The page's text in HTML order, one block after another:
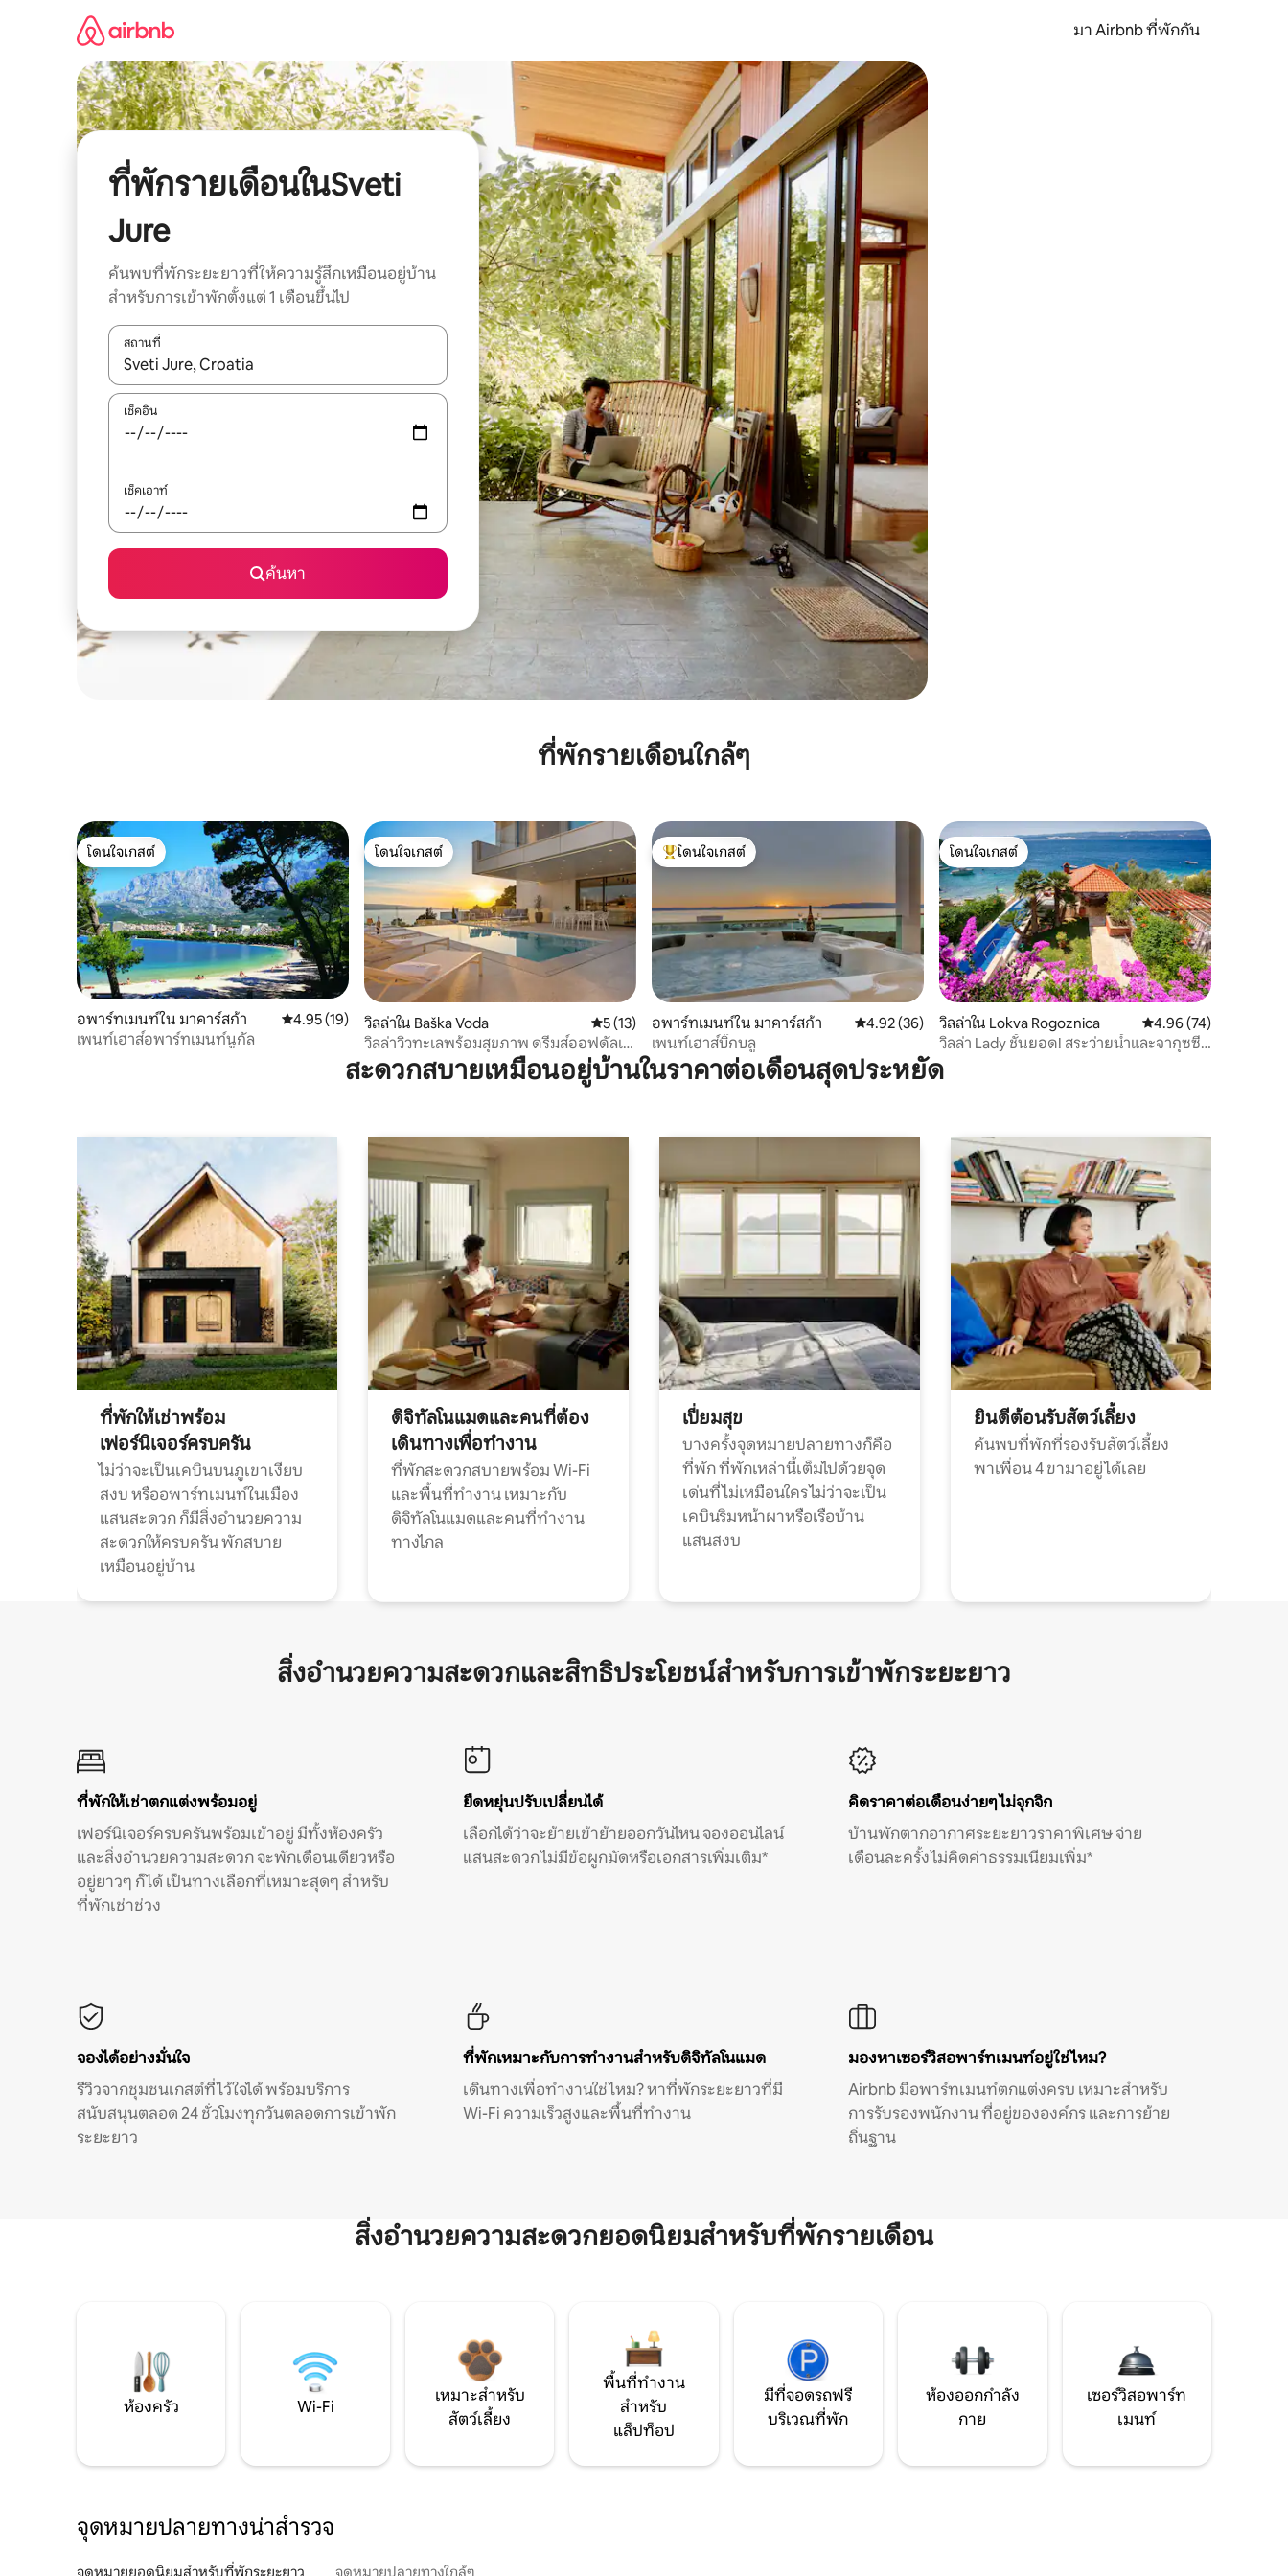
มา Airbnb ที่พักกัน
ที่พักรายเดือนในSveti
Jure
ค้นพบที่พักระยะยาวที่ให้ความรู้สึกเหมือนอยู่บ้าน
สำหรับการเข้าพักตั้งแต่ 1 เดือนขึ้นไป
สถานที่
ใช้ลูกศรขึ้นลง หรือใช้การสัมผัสหรือปัด เพื่อสำรวจผลการค้นหา
เช็คอิน
เช็คเอาท์
ค้นหา
ที่พักรายเดือนใกล้ๆ
โดนใจเกสต์
โดนใจเกสต์
อพาร์ทเมนท์ใน มาคาร์สก้า คะแนนเฉลี่ย 4.95 จาก 5, 19 รีวิว
4.95 (19)
เพนท์เฮาส์อพาร์ทเมนท์นูกัล
โดนใจเกสต์
โดนใจเกสต์
วิลล่าใน Baška Voda คะแนนเฉลี่ย 5 จาก 5, 13 รีวิว
5 (13)
วิลล่าวิวทะเลพร้อมสุขภาพ ดรีมส์ออฟดัลเม
เชีย II
โดนใจเกสต์ที่สุด
โดนใจเกสต์
อพาร์ทเมนท์ใน มาคาร์สก้า คะแนนเฉลี่ย 4.92 จาก 5, 36 รีวิว
4.92 (36)
เพนท์เฮาส์บิ๊กบลู
โดนใจเกสต์
โดนใจเกสต์
วิลล่าใน Lokva Rogoznica คะแนนเฉลี่ย 4.96 จาก
4.96 (74)
วิลล่า Lady ชั้นยอด! สระว่ายน้ำและจากุซซี่ที่
ชายหาด!
สะดวกสบายเหมือนอยู่บ้านในราคาต่อเดือนสุดประหยัด
ที่พักให้เช่าพร้อม
เฟอร์นิเจอร์ครบครัน
ไม่ว่าจะเป็นเคบินบนภูเขาเงียบ
สงบ หรืออพาร์ทเมนท์ในเมือง
แสนสะดวก ก็มีสิ่งอำนวยความ
สะดวกให้ครบครัน พักสบาย
เหมือนอยู่บ้าน
ดิจิทัลโนแมดและคนที่ต้อง
เดินทางเพื่อทำงาน
ที่พักสะดวกสบายพร้อม Wi-Fi
และพื้นที่ทำงาน เหมาะกับ
ดิจิทัลโนแมดและคนที่ทำงาน
ทางไกล
เปี่ยมสุข
บางครั้งจุดหมายปลายทางก็คือ
ที่พัก ที่พักเหล่านี้เต็มไปด้วยจุด
เด่นที่ไม่เหมือนใคร ไม่ว่าจะเป็น
เคบินริมหน้าผาหรือเรือบ้าน
แสนสงบ
ยินดีต้อนรับสัตว์เลี้ยง
ค้นพบที่พักที่รองรับสัตว์เลี้ยง
พาเพื่อน 4 ขามาอยู่ได้เลย
สิ่งอำนวยความสะดวกและสิทธิประโยชน์สำหรับการเข้าพักระยะยาว
ที่พักให้เช่าตกแต่งพร้อมอยู่
เฟอร์นิเจอร์ครบครันพร้อมเข้าอยู่ มีทั้งห้องครัว
และสิ่งอำนวยความสะดวก จะพักเดือนเดียวหรือ
อยู่ยาวๆ ก็ได้ เป็นทางเลือกที่เหมาะสุดๆ สำหรับ
ที่พักเช่าช่วง
ยืดหยุ่นปรับเปลี่ยนได้
เลือกได้ว่าจะย้ายเข้าย้ายออกวันไหน จองออนไลน์
แสนสะดวก ไม่มีข้อผูกมัดหรือเอกสารเพิ่มเติม*
คิดราคาต่อเดือนง่ายๆ ไม่จุกจิก
บ้านพักตากอากาศระยะยาวราคาพิเศษ จ่าย
เดือนละครั้ง ไม่คิดค่าธรรมเนียมเพิ่ม*
จองได้อย่างมั่นใจ
รีวิวจากชุมชนเกสต์ที่ไว้ใจได้ พร้อมบริการ
สนับสนุนตลอด 24 ชั่วโมงทุกวันตลอดการเข้าพัก
ระยะยาว
ที่พักเหมาะกับการทำงานสำหรับดิจิทัลโนแมด
เดินทางเพื่อทำงานใช่ไหม? หาที่พักระยะยาวที่มี
Wi-Fi ความเร็วสูงและพื้นที่ทำงาน
มองหาเซอร์วิสอพาร์ทเมนท์อยู่ใช่ไหม?
Airbnb มีอพาร์ทเมนท์ตกแต่งครบ เหมาะสำหรับ
การรับรองพนักงาน ที่อยู่ขององค์กร และการย้าย
ถิ่นฐาน
สิ่งอำนวยความสะดวกยอดนิยมสำหรับที่พักรายเดือน
ห้องครัว Wi-Fi
เหมาะสำหรับ
สัตว์เลี้ยง
พื้นที่ทำงาน
สำหรับ
แล็ปท็อป
มีที่จอดรถฟรี
บริเวณที่พัก
ห้องออกกำลัง
กาย
เซอร์วิสอพาร์ท
เมนท์
จุดหมายปลายทางน่าสำรวจ
จุดหมายยอดนิยมสำหรับที่พักระยะยาว จุดหมายปลายทางใกล้ๆ